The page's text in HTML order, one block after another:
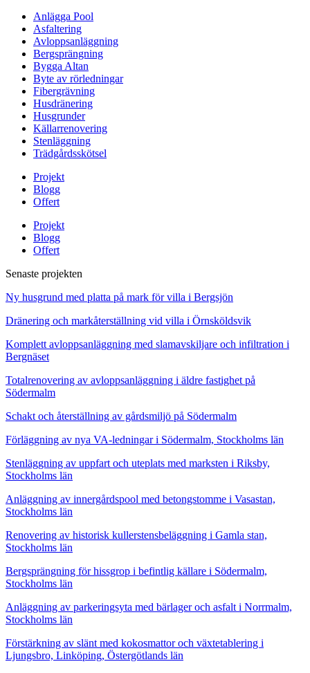
Anlägga Pool
Asfaltering
Avloppsanläggning
Bergsprängning
Bygga Altan
Byte av rörledningar
Fibergrävning
Husdränering
Husgrunder
Källarrenovering
Stenläggning
Trädgårdsskötsel
Projekt
Blogg
Offert
Projekt
Blogg
Offert
Senaste projekten
Ny husgrund med platta på mark för villa i Bergsjön
Dränering och markåterställning vid villa i Örnsköldsvik
Komplett avloppsanläggning med slamavskiljare och infiltration i
Bergnäset
Totalrenovering av avloppsanläggning i äldre fastighet på
Södermalm
Schakt och återställning av gårdsmiljö på Södermalm
Förläggning av nya VA-ledningar i Södermalm, Stockholms län
Stenläggning av uppfart och uteplats med marksten i Riksby,
Stockholms län
Anläggning av innergårdspool med betongstomme i Vasastan,
Stockholms län
Renovering av historisk kullerstensbeläggning i Gamla stan,
Stockholms län
Bergsprängning för hissgrop i befintlig källare i Södermalm,
Stockholms län
Anläggning av parkeringsyta med bärlager och asfalt i Norrmalm,
Stockholms län
Förstärkning av slänt med kokosmattor och växtetablering i
Ljungsbro, Linköping, Östergötlands län